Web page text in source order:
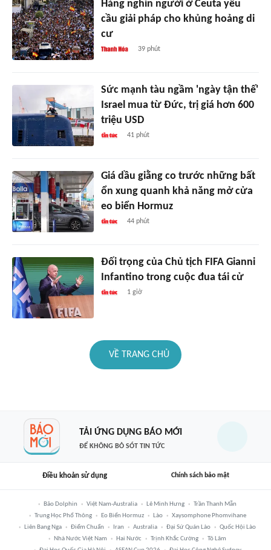
Hàng nghìn người ở Ceuta yêu
cầu giải pháp cho khủng hoảng di
cư
39 phút
Sức mạnh tàu ngầm 'ngày tận thế'
Israel mua từ Đức, trị giá hơn 600
triệu USD
41 phút
Giá dầu giằng co trước những bất
ổn xung quanh khả năng mở cửa
eo biển Hormuz
44 phút
Đối trọng của Chủ tịch FIFA Gianni
Infantino trong cuộc đua tái cử
1 giờ
VỀ TRANG CHỦ
TẢI ỨNG DỤNG BÁO MỚI
ĐỂ KHÔNG BỎ SÓT TIN TỨC
Điều khoản sử dụng Chính sách bảo mật
Bão Dolphin Việt Nam-Australia Lê Minh Hưng
Trần Thanh Mẫn
Trung Học Phổ Thông
Eo Biển Hormuz Lào
Xaysomphone Phomvihane
Liên Bang Nga
Điểm Chuẩn Iran Australia Đại Sứ Quán Lào
Quốc Hội Lào
Nhà Nước Việt Nam
Hai Nước Trịnh Khắc Cường
Tô Lâm